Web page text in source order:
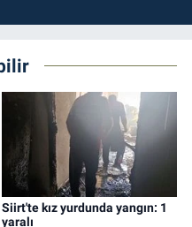
Siirt'te kız yurdunda yangın: 1
yaralı